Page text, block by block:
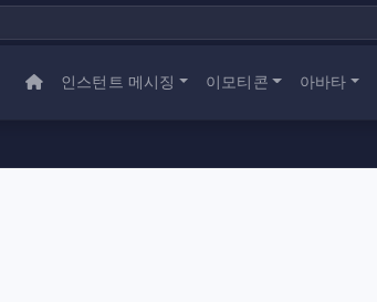
인스턴트 메시징 이모티콘 아바타